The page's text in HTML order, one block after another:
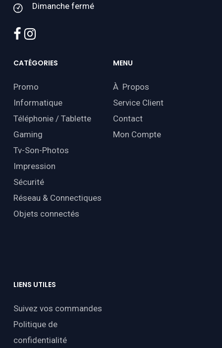
Dimanche fermé
facebook
instagram
CATÉGORIES
Promo
Informatique
Téléphonie / Tablette
Gaming
Tv-Son-Photos
Impression
Sécurité
Réseau & Connectiques
Objets connectés
MENU
À Propos
Service Client
Contact
Mon Compte
LIENS UTILES
Suivez vos commandes
Politique de
confidentialité